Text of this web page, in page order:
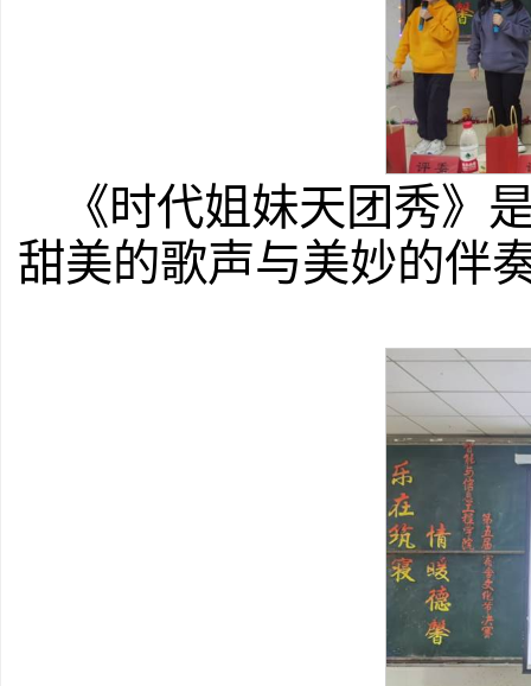
《时代姐妹天团秀》
甜美的歌声与美妙的伴